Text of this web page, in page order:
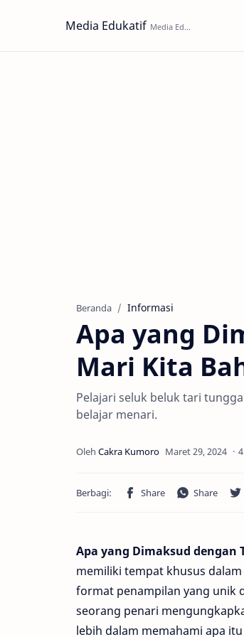
Media Edukatif
Beranda Informasi
Apa yang
Mari Kita
Pelajari seluk beluk tari
belajar menari.
Apa yang Dimaksud dengan
memiliki tempat khusus
format penampilan yang unik
seorang penari
lebih dalam memahami apa